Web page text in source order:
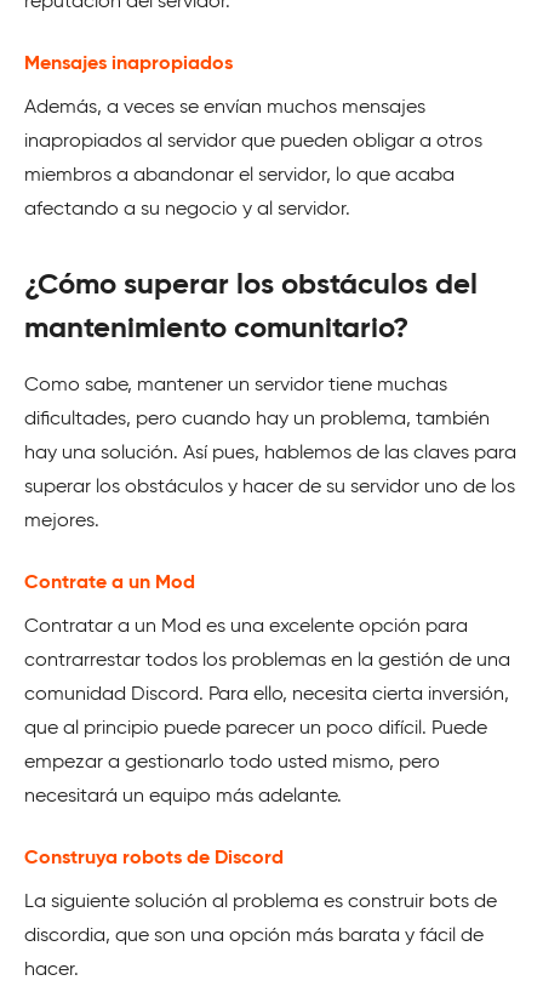
Mensajes inapropiados
Además, a veces se envían muchos mensajes
inapropiados al servidor que pueden obligar a otros
miembros a abandonar el servidor, lo que acaba
afectando a su negocio y al servidor.
¿Cómo superar los obstáculos del
mantenimiento comunitario?
Como sabe, mantener un servidor tiene muchas
dificultades, pero cuando hay un problema, también
hay una solución. Así pues, hablemos de las claves para
superar los obstáculos y hacer de su servidor uno de los
mejores.
Contrate a un Mod
Contratar a un Mod es una excelente opción para
contrarrestar todos los problemas en la gestión de una
comunidad Discord. Para ello, necesita cierta inversión,
que al principio puede parecer un poco difícil. Puede
empezar a gestionarlo todo usted mismo, pero
necesitará un equipo más adelante.
Construya robots de Discord
La siguiente solución al problema es construir bots de
discordia, que son una opción más barata y fácil de
hacer.